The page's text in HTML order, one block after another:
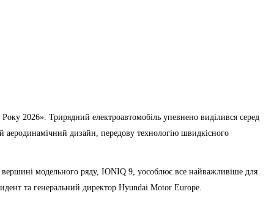
2026». Трирядний електроавтомобіль упевнено виділився серед
дизайн, передову технологію швидкісного
вершині модельного ряду, IONIQ 9, уособлює все найважливіше для
та генеральний директор Hyundai Motor Europe.